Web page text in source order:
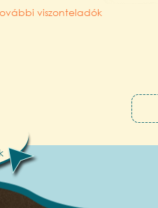
viszonteladók